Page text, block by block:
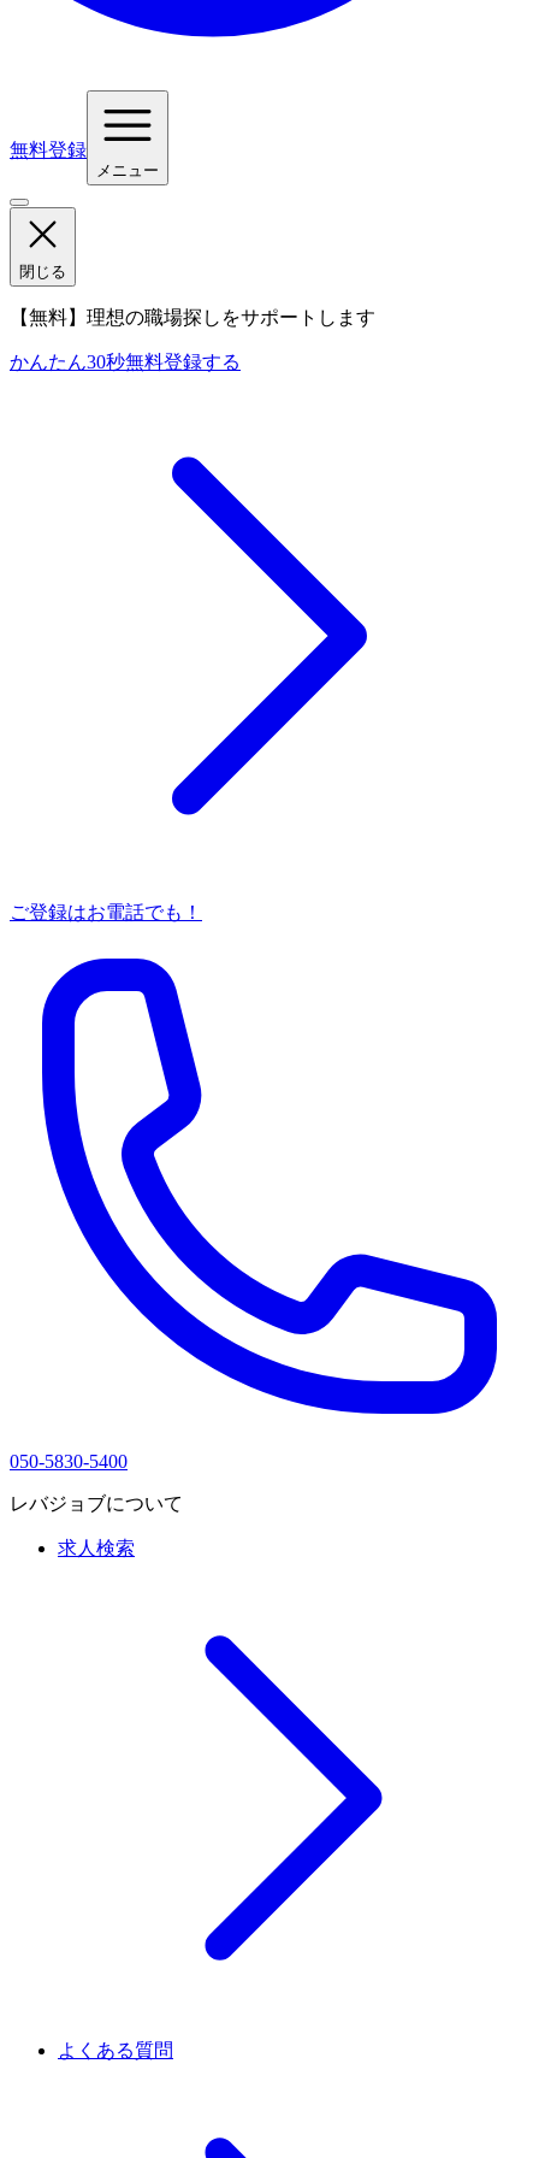
無料登録
メニュー
閉じる
【無料】理想の職場探しをサポートします
かんたん30秒無料登録する
ご登録はお電話でも！
050-5830-5400
レバジョブについて
求人検索
よくある質問